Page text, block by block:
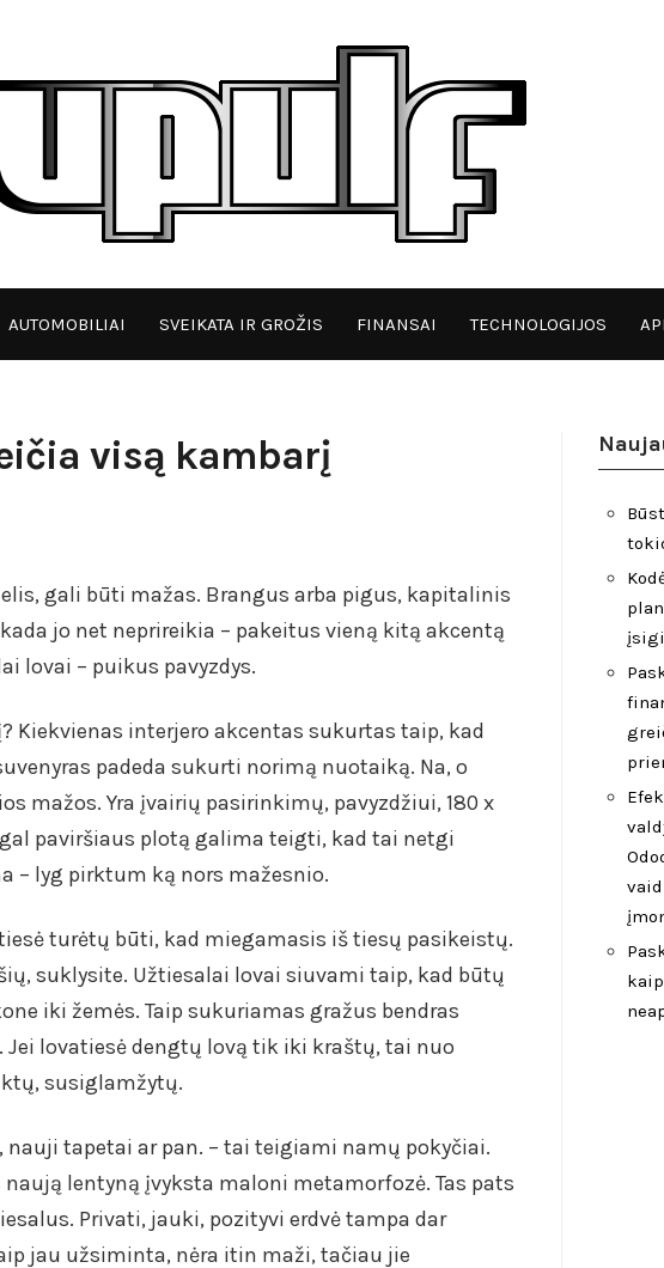
AUTOMOBILIAI SVEIKATA IR GROŽIS FINANSAI TECHNOLOGIJOS
visą kambarį
gali būti mažas. Brangus arba pigus, kapitalinis
jo net neprireikia – pakeitus vieną kitą akcentą
lovai – puikus pavyzdys.
Kiekvienas interjero akcentas sukurtas taip, kad
padeda sukurti norimą nuotaiką. Na, o
mažos. Yra įvairių pasirinkimų, pavyzdžiui, 180 x
paviršiaus plotą galima teigti, kad tai netgi
– lyg pirktum ką nors mažesnio.
turėtų būti, kad miegamasis iš tiesų pasikeistų.
suklysite. Užtiesalai lovai siuvami taip, kad būtų
iki žemės. Taip sukuriamas gražus bendras
lovatiesė dengtų lovą tik iki kraštų, tai nuo
susiglamžytų.
tapetai ar pan. – tai teigiami namų pokyčiai.
lentyną įvyksta maloni metamorfozė. Tas pats
Privati, jauki, pozityvi erdvė tampa dar
jau užsiminta, nėra itin maži, tačiau jie